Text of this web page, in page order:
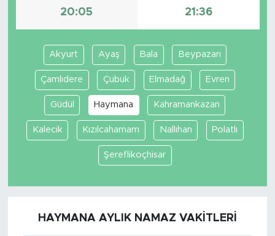
20:05 21:36
Akyurt Ayaş Bala Beypazarı
Çamlıdere Çubuk Elmadağ Evren
Güdül Haymana Kahramankazan
Kalecik Kızılcahamam Nallıhan Polatlı
Şereflikoçhisar
HAYMANA AYLIK NAMAZ VAKITLERI